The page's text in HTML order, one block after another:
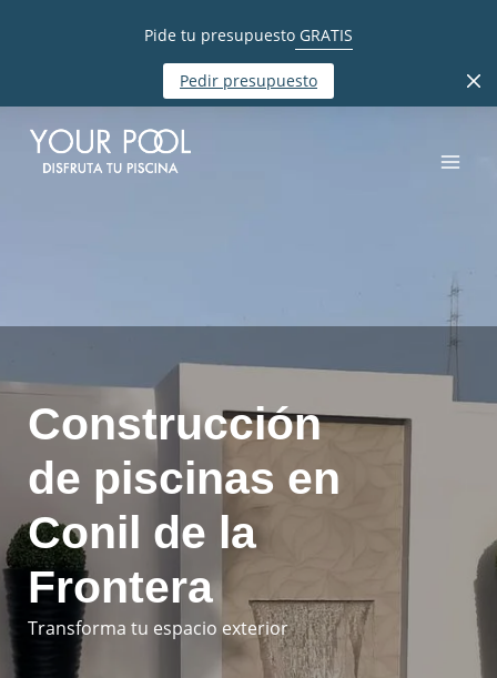
Pide tu presupuesto GRATIS
Pedir presupuesto
Construcción
de piscinas en
Conil de la
Frontera
Transforma tu espacio exterior